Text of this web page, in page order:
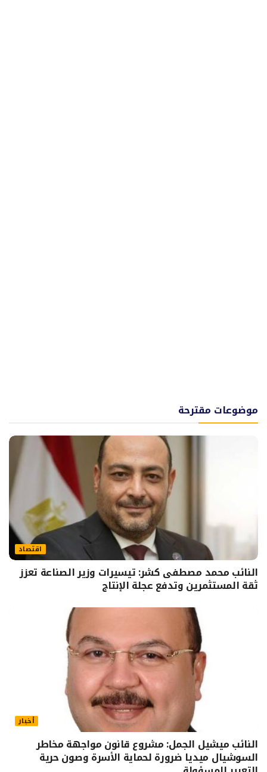
موضوعات مقترحة
اقتصاد
النائب محمد مصطفى كشر: تيسيرات وزير الصناعة تعزز
ثقة المستثمرين وتدفع عجلة الإنتاج
أخبار
النائب ميشيل الجمل: مشروع قانون مواجهة مخاطر
السوشيال ميديا ضرورة لحماية الأسرة وصون حرية